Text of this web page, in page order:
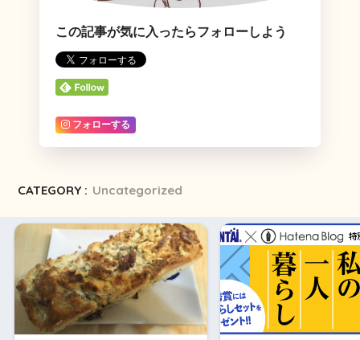
この記事が気に入ったらフォローしよう
フォローする
CATEGORY : Uncategorized